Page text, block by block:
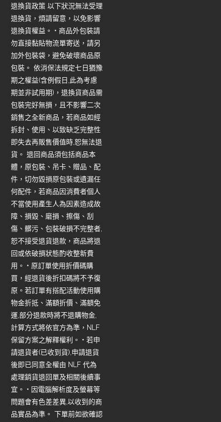
退換貨政策 以下狀況無法受理
退換貨，煩請留意，以免影響
退換貨權益。 • 商品外包裝請
勿直接黏貼物流單寄送，請另
加外包裝袋，避免破壞商品原
包裝。 依消保法規定七日猶豫
期之權益(含例假日,此為考慮
期並非試用期)，退換貨商品需
包裝完好無損，且不影響二次
銷售之全新商品，若商品如經
拆封、使用、以致缺乏完整性
即失去再販售價值時,恕無法退
貨。 退回商品須包括商品本
體，原包裝、吊卡、贈品、配
件，切勿毀損原包裝或遺漏任
何配件，若商品因消費者個人
不當使用產生人為因素造成故
障、損毀、磨損、擦傷、刮
傷、髒污、包裝破損不完整者,
恕不接受退貨退款，商品將退
回或依破損狀態酌收整新費
用。 • 原訂單使用折價碼購
買，經退貨後折扣碼將不予復
原。若訂單有搭配活動使用購
物金折抵、滿額折價、滿額免
運,部分退款時將不退購物金,
計算方式將依官方為準，NLF
保留方案之解釋權利。 • 若申
請退貨者(已收到貨),申請退貨
後即已同意全權由 NLF 代為
處理銷貨退回單及相關後續事
宜。 • 因電腦解析度及螢幕等
問題會有色差差異,以收到的商
品實品為準。 下單前如欲確認